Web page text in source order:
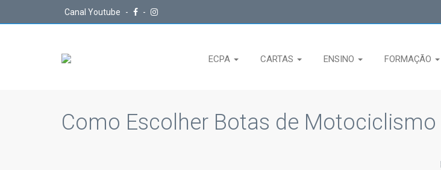
Canal Youtube - -
ECPA CARTAS ENSINO FORMAÇÃO
Como Escolher Botas de Motociclismo